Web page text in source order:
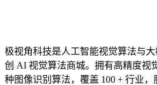
极视角科技是人工智能视觉算法与
创 AI 视觉算法商城。拥有高精度视
种图像识别算法，覆盖 100 + 行业，